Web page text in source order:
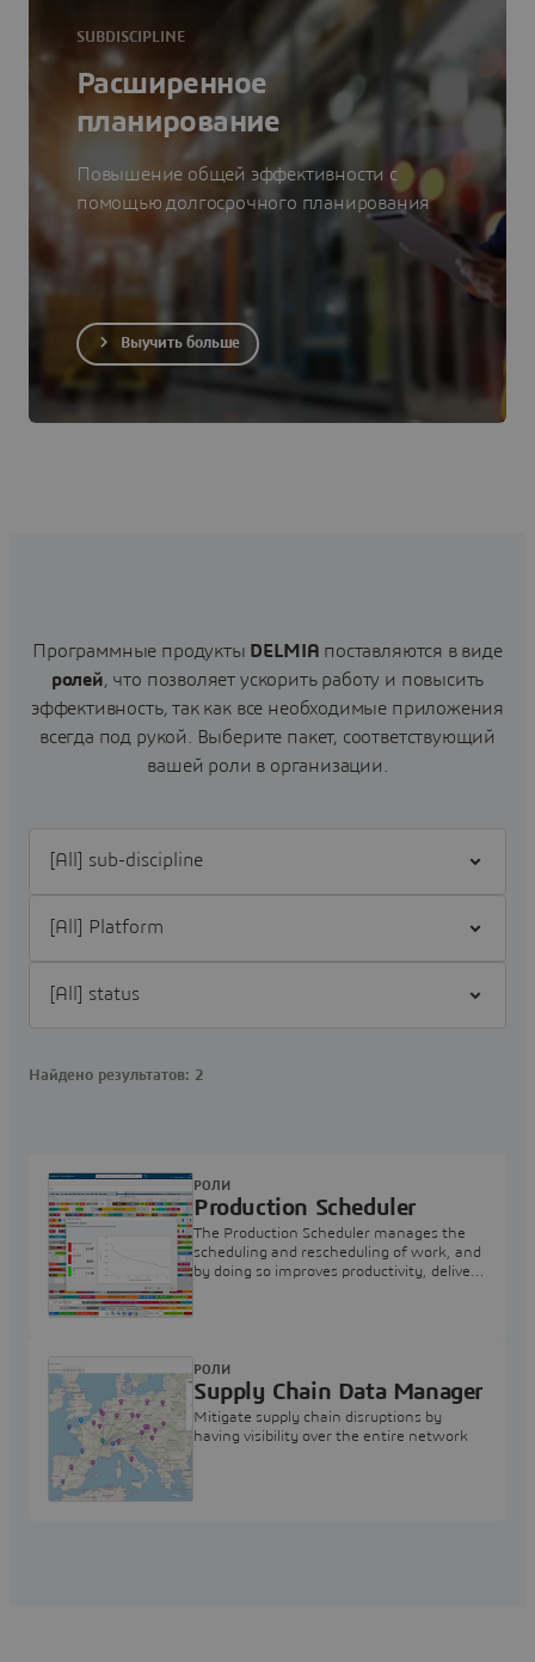
SUBDISCIPLINE
Расширенное
планирование
Повышение общей эффективности с
помощью долгосрочного планирования
Выучить больше
Программные продукты DELMIA поставляются в виде
ролей, что позволяет ускорить работу и повысить
эффективность, так как все необходимые приложения
всегда под рукой.
Выберите пакет, соответствующий
вашей роли в организации.
Найдено результатов: 2
Production Scheduler
The Production Scheduler manages the
scheduling and rescheduling of work, and
by doing so improves productivity, delivery
РОЛИ
Supply Chain Data Manager
Mitigate supply chain disruptions by
having visibility over the entire network
РОЛИ